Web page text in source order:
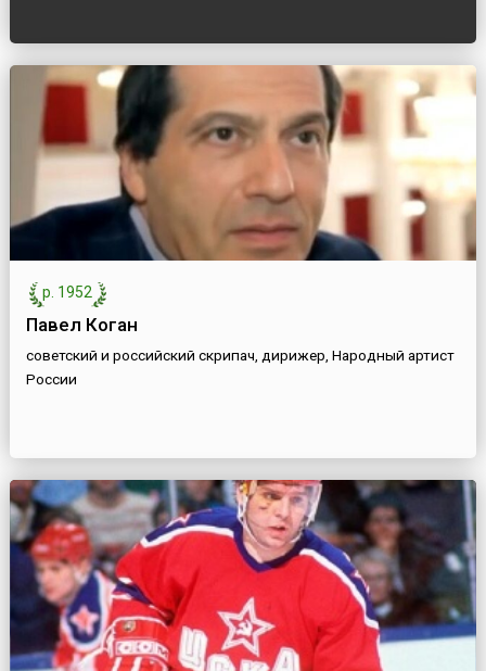
р. 1952
Павел Коган
советский и российский скрипач, дирижер, Народный артист
России